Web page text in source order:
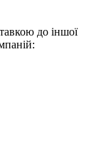
до іншої